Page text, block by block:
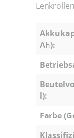
Ah):
l):
Farbe